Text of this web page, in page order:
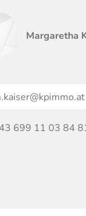
Margaretha
699 11 03 84